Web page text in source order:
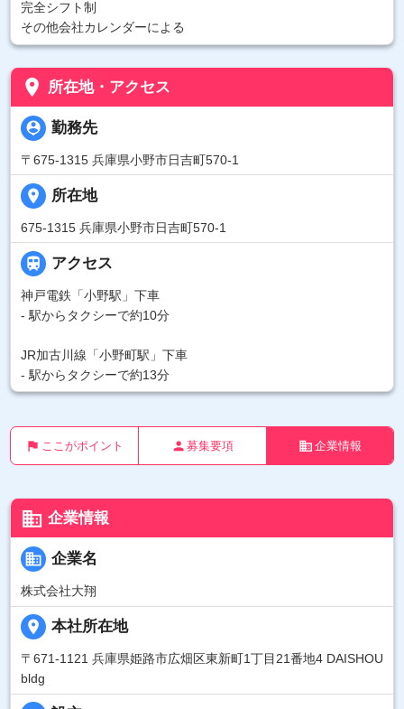
完全シフト制
その他会社カレンダーによる
place 所在地・アクセス
person_pin 勤務先
〒675-1315 兵庫県小野市日吉町570-1
place 所在地
675-1315 兵庫県小野市日吉町570-1
 アクセス
神戸電鉄「小野駅」下車
- 駅からタクシーで約10分
JR加古川線「小野町駅」下車
- 駅からタクシーで約13分
flag ここがポイント person 募集要項 business 企業情報
business 企業情報
business 企業名
株式会社大翔
place 本社所在地
〒671-1121 兵庫県姫路市広畑区東新町1丁目21番地4 DAISHOU
bldg